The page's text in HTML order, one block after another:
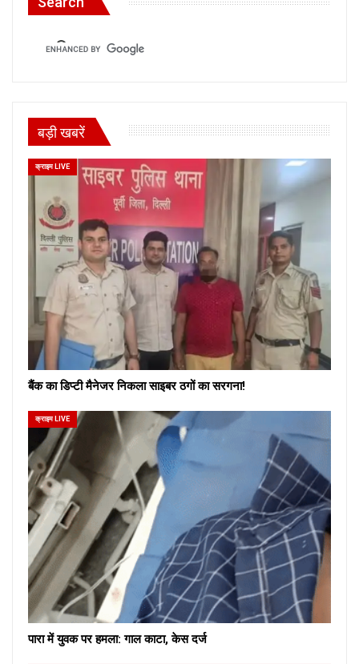
बड़ी खबरें
क्राइम LIVE
बैंक का डिप्टी मैनेजर निकला साइबर ठगों का सरगना!
क्राइम LIVE
पारा में युवक पर हमला: गाल काटा, केस दर्ज